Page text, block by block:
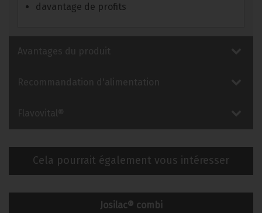
davantage de profits
Avantages du produit
Recommandation d'alimentation
Flavovital®
Cela pourrait également vous intéresser
Josilac® combi